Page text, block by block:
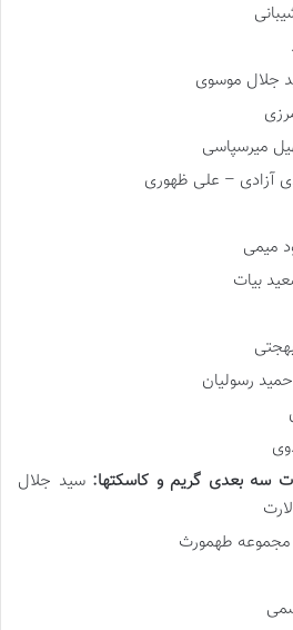
جلال موسوی
میرسپاسی
آزادی – علی ظهوری
میمی
بیات
حمید رسولیان
سه بعدی گریم و کاسکتها: سید جلال
مجموعه طهمورث